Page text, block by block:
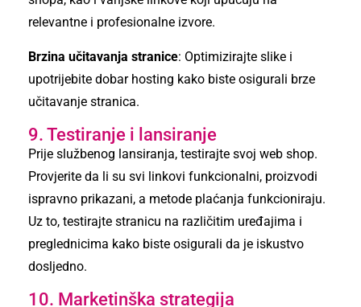
relevantne i profesionalne izvore.
Brzina učitavanja stranice: Optimizirajte slike i
upotrijebite dobar hosting kako biste osigurali brze
učitavanje stranica.
9. Testiranje i lansiranje
Prije službenog lansiranja, testirajte svoj web shop.
Provjerite da li su svi linkovi funkcionalni, proizvodi
ispravno prikazani, a metode plaćanja funkcioniraju.
Uz to, testirajte stranicu na različitim uređajima i
preglednicima kako biste osigurali da je iskustvo
dosljedno.
10. Marketinška strategija